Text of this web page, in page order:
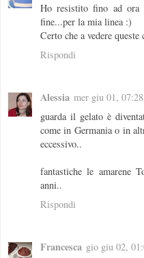
Ho resistito fino ad ora
fine...per la mia linea :)
Certo che a vedere
Rispondi
Alessia mer giu 01,
guarda il gelato è
come in Germania o in
eccessivo..
fantastiche le amarene
anni..
Rispondi
Francesca gio giu 02,